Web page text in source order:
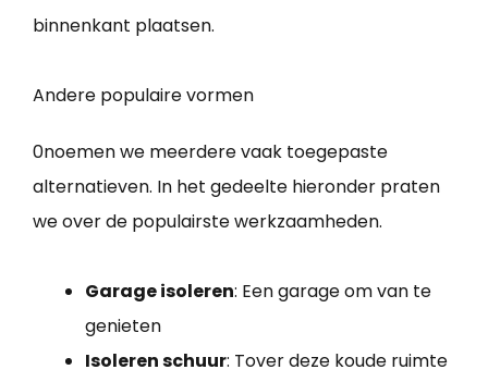
binnenkant plaatsen.
Andere populaire vormen
0noemen we meerdere vaak toegepaste
alternatieven. In het gedeelte hieronder praten
we over de populairste werkzaamheden.
Garage isoleren: Een garage om van te
genieten
Isoleren schuur: Tover deze koude ruimte